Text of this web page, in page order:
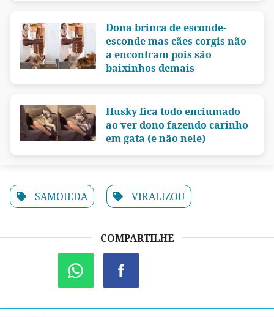
Dona brinca de esconde-
esconde mas cães corgis não
a encontram pois são
baixinhos demais
Husky fica todo enciumado
ao ver dono fazendo carinho
em gata (e não nele)
SAMOIEDA VIRALIZOU
COMPARTILHE